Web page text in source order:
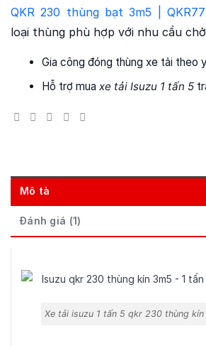
QKR 230 thùng bạt 3m5 |
loại thùng phù hợp với nhu cầu
Gia công đóng thùng xe tải theo
Hỗ trợ mua xe tải Isuzu 1 tấn 5
Mô tả
Đánh giá (1)
Xe tải isuzu 1 tấn 5 qkr 230 thùng